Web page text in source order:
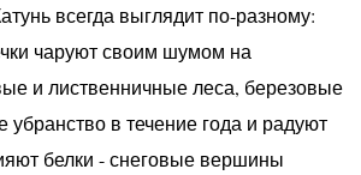
всегда выглядит по-разному:
чаруют своим шумом на
и лиственничные леса, березовые
в течение года и радуют
белки - снеговые вершины